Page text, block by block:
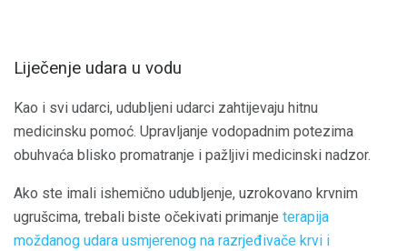
Liječenje udara u vodu
Kao i svi udarci, udubljeni udarci zahtijevaju hitnu
medicinsku pomoć. Upravljanje vodopadnim potezima
obuhvaća blisko promatranje i pažljivi medicinski nadzor.
Ako ste imali ishemično udubljenje, uzrokovano krvnim
ugrušcima, trebali biste očekivati ​​primanje terapija
moždanog udara usmjerenog na razrjeđivače krvi i